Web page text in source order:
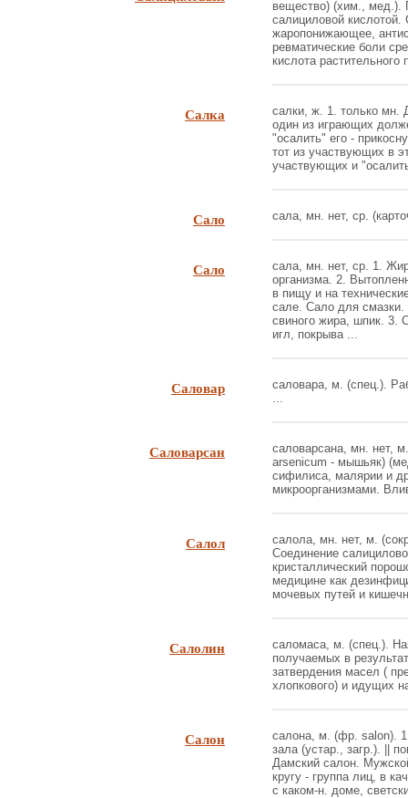
вещество) (хим., мед.).
салициловой
жаропонижающее,
ревматические боли
кислота растительного
Салка
салки, ж. 1. только мн.
один из играющих
"осалить" его -
тот из участвующих в
участвующих и
Сало сала, мн. нет, ср.
Сало
сала, мн. нет, ср. 1.
организма. 2.
в пищу и на
сале. Сало для смазки.
свиного жира, шпик. 3.
игл, покрыва ...
Саловар
саловара, м. (спец.).
...
Саловарсан
саловарсана, мн. нет,
arsenicum - мышьяк)
сифилиса, малярии и
микроорганизмами.
Салол
салола, мн. нет, м.
Соединение
кристаллический
медицине как
мочевых путей и
Салолин
саломаса, м. (спец.).
получаемых в
затвердения масел (
хлопкового) и идущих
Салон
салона, м. (фр. salon).
зала (устар., загр.). ||
Дамский салон.
кругу - группа лиц, в
с каком-н. доме,